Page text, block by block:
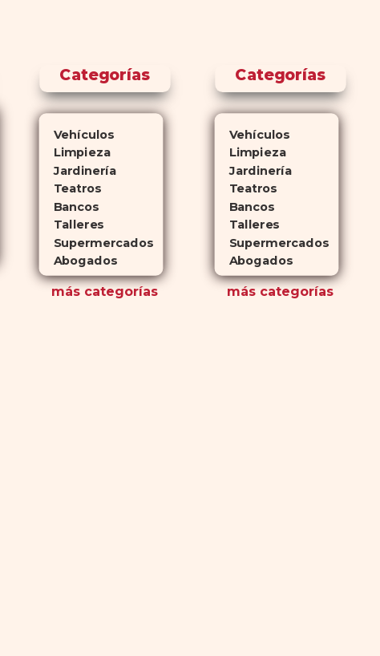
Categorías
Vehículos
Limpieza
Jardinería
Teatros
Bancos
Talleres
Supermercados
Abogados
más categorías
Categorías
Vehículos
Limpieza
Jardinería
Teatros
Bancos
Talleres
Supermercados
Abogados
más categorías